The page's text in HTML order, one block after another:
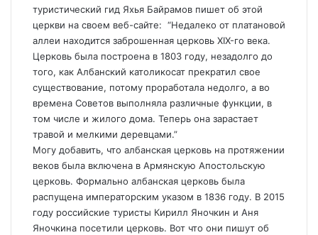
туристический гид Яхья Байрамов пишет об этой
церкви на своем веб-сайте: “Недалеко от платановой
аллеи находится заброшенная церковь XIX-го века.
Церковь была построена в 1803 году, незадолго до
того, как Албанский католикосат прекратил свое
существование, потому проработала недолго, а во
времена Советов выполняла различные функции, в
том числе и жилого дома. Теперь она зарастает
травой и мелкими деревцами.”
Могу добавить, что албанская церковь на протяжении
веков была включена в Армянскую Апостольскую
церковь. Формально албанская церковь была
распущена императорским указом в 1836 году. В 2015
году российские туристы Кирилл Яночкин и Аня
Яночкина посетили церковь. Вот что они пишут об